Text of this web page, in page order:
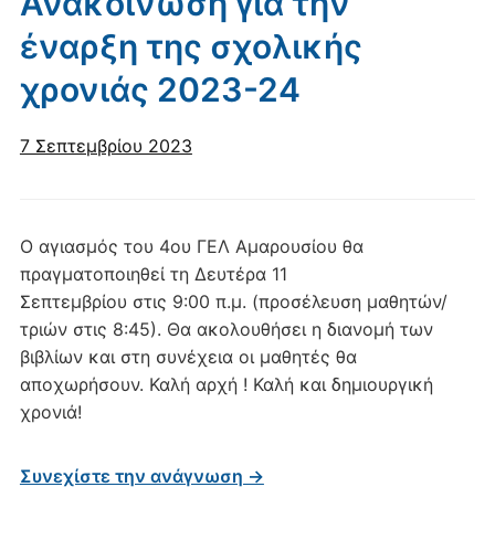
έναρξη της σχολικής
χρονιάς 2023-24
7 Σεπτεμβρίου 2023
Ο αγιασμός του 4ου ΓΕΛ Αμαρουσίου θα
πραγματοποιηθεί τη Δευτέρα 11
Σεπτεμβρίου στις 9:00 π.μ. (προσέλευση μαθητών/
τριών στις 8:45). Θα ακολουθήσει η διανομή των
βιβλίων και στη συνέχεια οι μαθητές θα
αποχωρήσουν. Καλή αρχή ! Καλή και δημιουργική
χρονιά!
Συνεχίστε την ανάγνωση →